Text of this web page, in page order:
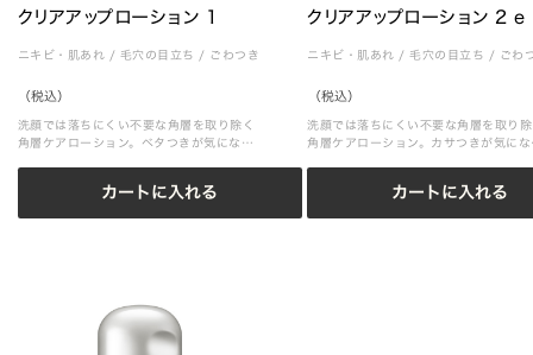
クリアアップローション 1
ニキビ・肌あれ / 毛穴の目立ち / ごわつき
（税込）
洗顔では落ちにくい不要な角層を取り除く
角層ケアローション。ベタつきが気になる
カートに入れる
クリアアップローション 2 e
ニキビ・肌あれ /毛穴の目立ち / ごわ
（税込）
洗顔では落ちにくい不要な角層を取り
角層ケアローション。カサつきが気にな
カートに入れる